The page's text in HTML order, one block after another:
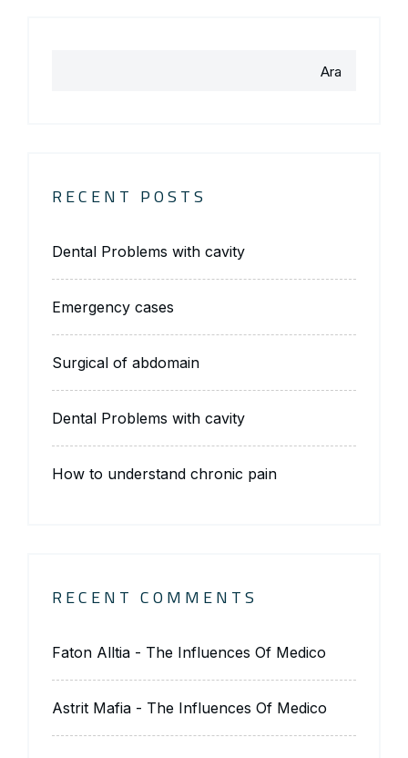
Ara
RECENT POSTS
Dental Problems with cavity
Emergency cases
Surgical of abdomain
Dental Problems with cavity
How to understand chronic pain
RECENT COMMENTS
Faton Alltia - The Influences Of Medico
Astrit Mafia - The Influences Of Medico